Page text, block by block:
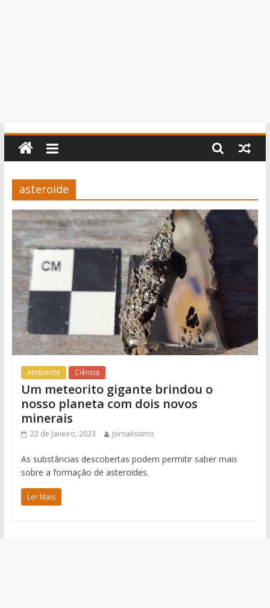
asteroide
Ambiente Ciência
Um meteorito gigante brindou o
nosso planeta com dois novos
minerais
22 de Janeiro, 2023 Jornalissimo
As substâncias descobertas podem permitir saber mais
sobre a formação de asteroides.
Ler Mais